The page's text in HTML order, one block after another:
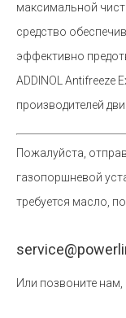
максимальной
средство
эффективно
ADDINOL Antifreeze
производителей
Пожалуйста,
газопоршневой
требуется масло,
Или позвоните